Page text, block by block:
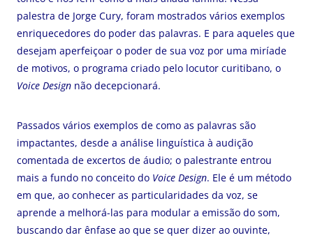
palestra de Jorge Cury, foram mostrados vários exemplos
enriquecedores do poder das palavras. E para aqueles que
desejam aperfeiçoar o poder de sua voz por uma miríade
de motivos, o programa criado pelo locutor curitibano, o
Voice Design não decepcionará.
Passados vários exemplos de como as palavras são
impactantes, desde a análise linguística à audição
comentada de excertos de áudio; o palestrante entrou
mais a fundo no conceito do Voice Design. Ele é um método
em que, ao conhecer as particularidades da voz, se
aprende a melhorá-las para modular a emissão do som,
buscando dar ênfase ao que se quer dizer ao ouvinte,